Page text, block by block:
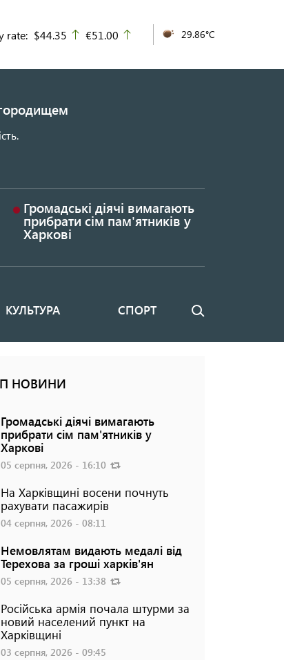
rate: $44.35 up
€51.00 29.86°C
Громадські діячі вимагають
прибрати сім пам'ятників у
Харкові
КУЛЬТУРА СПОРТ Пошук
НОВИНИ
Громадські діячі вимагають
прибрати сім пам'ятників у
Харкові
05 серпня, 2026 - 16:10
На Харківщині восени почнуть
рахувати пасажирів
04 серпня, 2026 - 08:11
Немовлятам видають медалі від
Терехова за гроші харків'ян
05 серпня, 2026 - 13:38
Російська армія почала штурми за
новий населений пункт на
Харківщині
03 серпня, 2026 - 09:45